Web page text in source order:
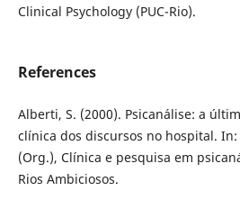
Clinical Psychology (PUC-Rio).
References
Alberti, S. (2000). Psicanálise: a
clínica dos discursos no hospital. In:
(Org.), Clínica e pesquisa em
Rios Ambiciosos.